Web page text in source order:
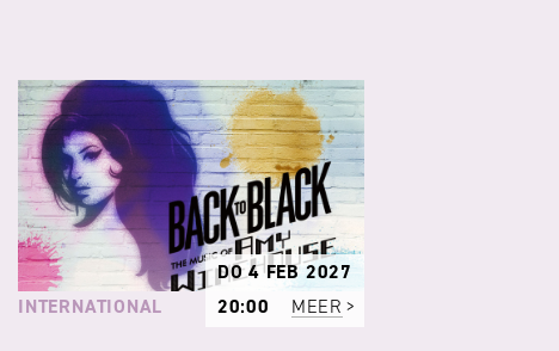
INTERNATIONAL
DO 4 FEB 2027
20:00
MEER